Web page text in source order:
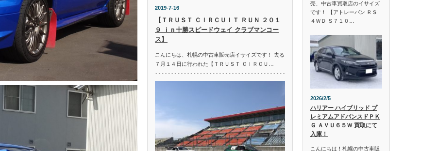
2019-7-16
【ＴＲＵＳＴ ＣＩＲＣＵＩＴ ＲＵＮ ２０１
９ ｉｎ十勝スピードウェイ クラブマンコー
ス】
こんにちは、札幌の中古車販売店イサイズです！ 去る
７月１４日に行われた【ＴＲＵＳＴ ＣＩＲＣＵ…
売、中古車買取店のイサイズ
です！ 【アトレーバン ＲＳ
４ＷＤ Ｓ７１０…
2026/2/5
ハリアー ハイブリッド プ
レミアムアドバンスドＰＫ
Ｇ ＡＶＵ６５Ｗ 買取にて
入庫！
こんにちは！札幌の中古車販